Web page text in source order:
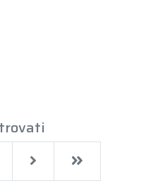
Next